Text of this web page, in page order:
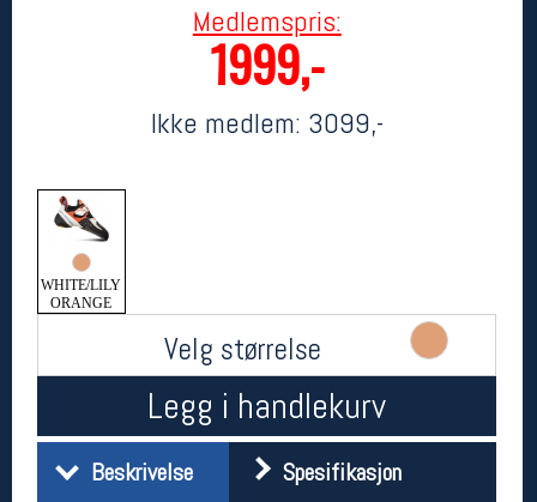
Medlemspris:
1999,-
Ikke medlem: 3099,-
WHITE/LILY
ORANGE
Velg størrelse
Legg i handlekurv
Beskrivelse Spesifikasjon
Her finner du oss
Torggata 20
0183 Oslo
(telefontid man-fredag klokken 10-13)
Vis i kart
Om oss
Kontakt oss
Åpningstider butikk
Man-Fredag:
11-18
11-16